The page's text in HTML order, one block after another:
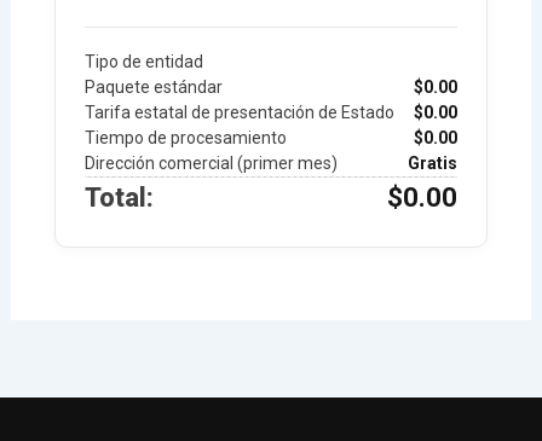
Tipo de entidad
Paquete estándar
$0.00
Tarifa estatal de presentación de Estado
$0.00
Tiempo de procesamiento
$0.00
Dirección comercial (primer mes)
Gratis
Total: $0.00